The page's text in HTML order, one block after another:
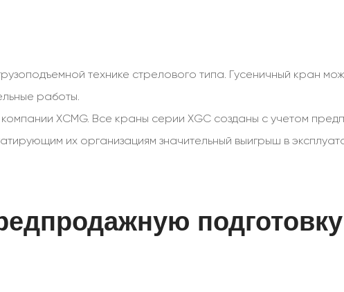
технике стрелового типа. Гусеничный кран
работы.
XCMG. Все краны серии XGC созданы с учетом
их организациям значительный выигрыш в